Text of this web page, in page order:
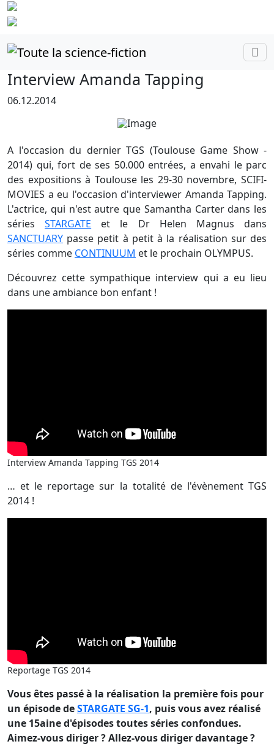
Interview Amanda Tapping
06.12.2014
A l'occasion du dernier TGS (Toulouse Game Show -
2014) qui, fort de ses 50.000 entrées, a envahi le parc
des expositions à Toulouse les 29-30 novembre, SCIFI-
MOVIES a eu l'occasion d'interviewer Amanda Tapping.
L'actrice, qui n'est autre que Samantha Carter dans les
sériesSTARGATE et le Dr Helen Magnus dans
SANCTUARY passe petit à petit à la réalisation sur des
séries comme CONTINUUM et le prochain OLYMPUS.
Découvrez cette sympathique interview qui a eu lieu
dans une ambiance bon enfant !
Interview Amanda Tapping TGS 2014
… et le reportage sur la totalité de l'évènement TGS
2014 !
Reportage TGS 2014
Vous êtes passé à la réalisation la première fois pour
un épisode deSTARGATE SG-1, puis vous avez réalisé
une 15aine d'épisodes toutes séries confondues.
Aimez-vous diriger ? Allez-vous diriger davantage ?